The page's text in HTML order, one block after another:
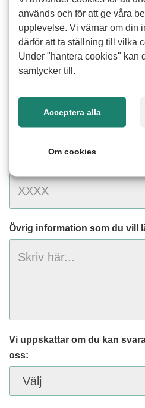
E-postadress
Telefon*
Övrig information som du vill
Vi uppskattar om du kan
oss:
Välj
används och för att ge våra
upplevelse. Vi värnar om din
därför att ta ställning till vilka
Under "hantera cookies" kan
samtycker till.
Acceptera alla
Om cookies